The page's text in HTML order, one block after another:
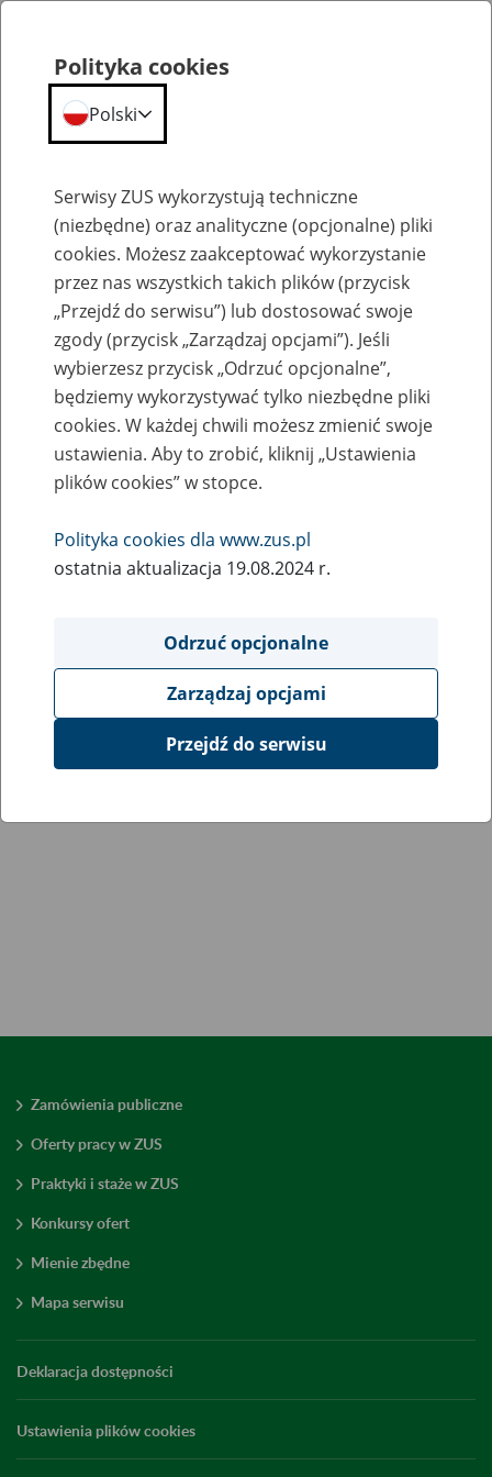
Kalendarium
Zamówienia publiczne
Oferty pracy w ZUS
Praktyki i staże w ZUS
Konkursy ofert
Mienie zbędne
Mapa serwisu
Deklaracja dostępności
Ustawienia plików cookies
Polityka cookies
Polski
Serwisy ZUS wykorzystują techniczne
(niezbędne) oraz analityczne (opcjonalne) pliki
cookies. Możesz zaakceptować wykorzystanie
przez nas wszystkich takich plików (przycisk
„Przejdź do serwisu”) lub dostosować swoje
zgody (przycisk „Zarządzaj opcjami”). Jeśli
wybierzesz przycisk „Odrzuć opcjonalne”,
będziemy wykorzystywać tylko niezbędne pliki
cookies. W każdej chwili możesz zmienić swoje
ustawienia. Aby to zrobić, kliknij „Ustawienia
plików cookies” w stopce.
Polityka cookies dla www.zus.pl
ostatnia aktualizacja 19.08.2024 r.
Odrzuć opcjonalne
Zarządzaj opcjami
Przejdź do serwisu